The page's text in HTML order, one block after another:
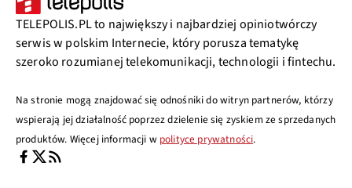
TELEPOLIS.PL to największy i najbardziej opiniotwórczy
serwis w polskim Internecie, który porusza tematykę
szeroko rozumianej telekomunikacji, technologii i fintechu.
Na stronie mogą znajdować się odnośniki do witryn partnerów, którzy
wspierają jej działalność poprzez dzielenie się zyskiem ze sprzedanych
produktów. Więcej informacji w polityce prywatności.